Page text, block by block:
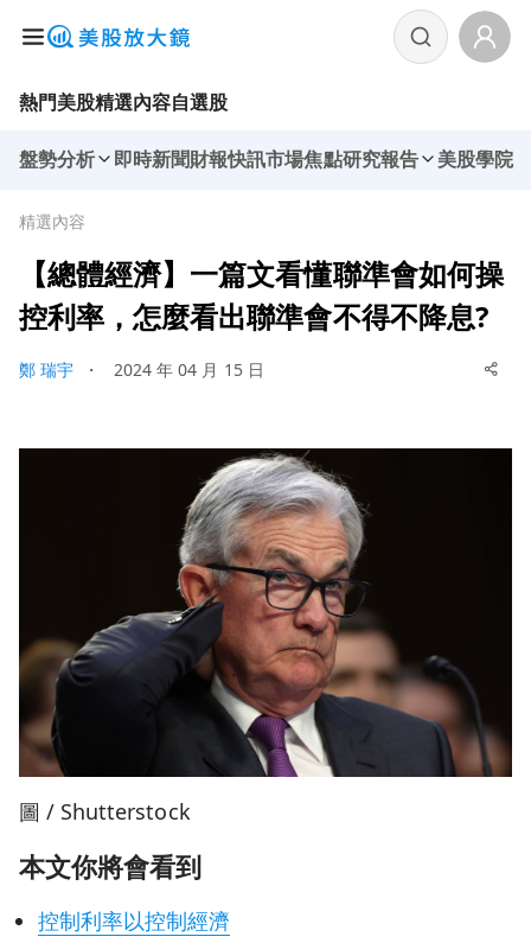
熱門美股精選內容自選股
盤勢分析 即時新聞財報快訊市場焦點研究報告 美股學院
精選內容
【總體經濟】一篇文看懂聯準會如何操
控利率，怎麼看出聯準會不得不降息?
鄭 瑞宇 ・ 2024 年 04 月 15 日
圖 / Shutterstock
本文你將會看到
控制利率以控制經濟